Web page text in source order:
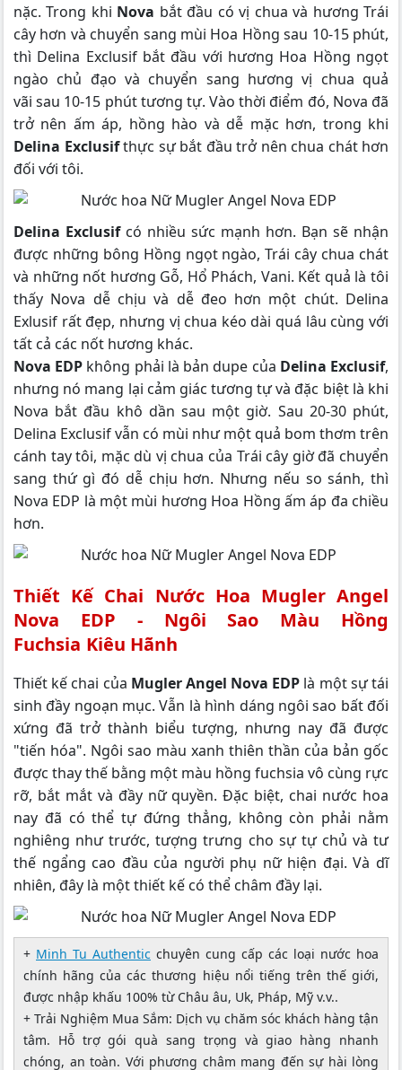
nặc. Trong khi Nova bắt đầu có vị chua và hương Trái
cây hơn và chuyển sang mùi Hoa Hồng sau 10-15 phút,
thì Delina Exclusif bắt đầu với hương Hoa Hồng ngọt
ngào chủ đạo và chuyển sang hương vị chua quả
vãi sau 10-15 phút tương tự. Vào thời điểm đó, Nova đã
trở nên ấm áp, hồng hào và dễ mặc hơn, trong khi
Delina Exclusifthực sự bắt đầu trở nên chua chát hơn
đối với tôi.
Delina Exclusifcó nhiều sức mạnh hơn. Bạn sẽ nhận
được những bông Hồng ngọt ngào, Trái cây chua chát
và những nốt hương Gỗ, Hổ Phách, Vani. Kết quả là tôi
thấy Nova dễ chịu và dễ đeo hơn một chút. Delina
Exlusif rất đẹp, nhưng vị chua kéo dài quá lâu cùng với
tất cả các nốt hương khác.
Nova EDP không phải là bản dupe của Delina Exclusif,
nhưng nó mang lại cảm giác tương tự và đặc biệt là khi
Nova bắt đầu khô dần sau một giờ. Sau 20-30 phút,
Delina Exclusif vẫn có mùi như một quả bom thơm trên
cánh tay tôi, mặc dù vị chua của Trái cây giờ đã chuyển
sang thứ gì đó dễ chịu hơn. Nhưng nếu so sánh, thì
Nova EDP là một mùi hương Hoa Hồng ấm áp đa chiều
hơn.
Thiết Kế Chai Nước Hoa Mugler Angel
Nova EDP - Ngôi Sao Màu Hồng
Fuchsia Kiêu Hãnh
Thiết kế chai của Mugler Angel Nova EDP là một sự tái
sinh đầy ngoạn mục. Vẫn là hình dáng ngôi sao bất đối
xứng đã trở thành biểu tượng, nhưng nay đã được
"tiến hóa". Ngôi sao màu xanh thiên thần của bản gốc
được thay thế bằng một màu hồng fuchsia vô cùng rực
rỡ, bắt mắt và đầy nữ quyền. Đặc biệt, chai nước hoa
nay đã có thể tự đứng thẳng, không còn phải nằm
nghiêng như trước, tượng trưng cho sự tự chủ và tư
thế ngẩng cao đầu của người phụ nữ hiện đại. Và dĩ
nhiên, đây là một thiết kế có thể châm đầy lại.
+ Minh Tu Authentic chuyên cung cấp các loại nước hoa
chính hãng của các thương hiệu nổi tiếng trên thế giới,
được nhập khấu 100% từ Châu âu, Uk, Pháp, Mỹ v.v..
+ Trải Nghiệm Mua Sắm: Dịch vụ chăm sóc khách hàng tận
tâm. Hỗ trợ gói quà sang trọng và giao hàng nhanh
chóng, an toàn. Với phương châm mang đến sự hài lòng